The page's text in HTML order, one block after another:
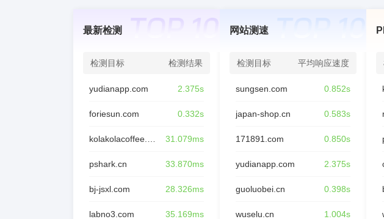
最新检测
检测目标 检测结果
yudianapp.com 2.375s
foriesun.com 0.332s
31.079ms
pshark.cn 33.870ms
bj-jsxl.com 28.326ms
labno3.com 35.169ms
网站测速
检测目标 平均响应速度
sungsen.com 0.852s
japan-shop.cn 0.583s
171891.com 0.850s
yudianapp.com 2.375s
guoluobei.cn 0.398s
wuselu.cn 1.004s